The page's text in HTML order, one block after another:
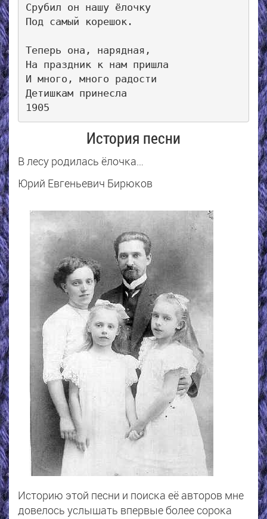
Срубил он нашу ёлочку
Под самый корешок.
Теперь она, нарядная,
На праздник к нам пришла
И много, много радости
Детишкам принесла
История песни
В лесу родилась ёлочка…
Юрий Евгеньевич Бирюков
Историю этой песни и поиска её авторов мне
довелось услышать впервые более сорока